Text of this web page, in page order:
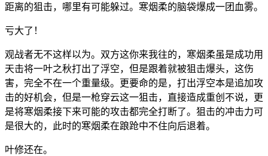
距离的狙击，哪里有可能躲过。寒烟柔的脑袋爆成一团血雾。
亏大了！
观战者无不这样以为。双方这你来我往的，寒烟柔虽是成功用
天击将一叶之秋打出了浮空，但是跟着就被狙击爆头，这伤
害，完全不在一个重量级。更要命的是，打出浮空本是追加攻
击的好机会，但是一枪穿云这一狙击，直接造成重创不说，更
是将寒烟柔接下来可能的攻击都完全打断了。狙击的冲击力可
是很大的，此时的寒烟柔在踉跄中不住向后退着。
叶修还在。